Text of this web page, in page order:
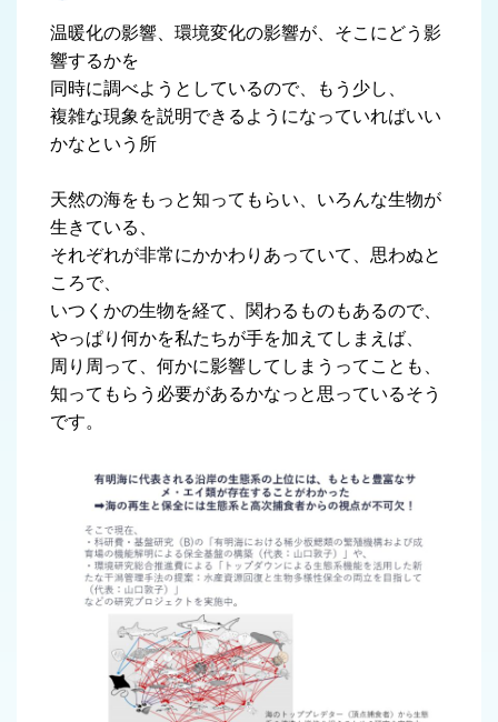
温暖化の影響、環境変化の影響が、そこにどう影
響するかを
同時に調べようとしているので、もう少し、
複雑な現象を説明できるようになっていればいい
かなという所
天然の海をもっと知ってもらい、いろんな生物が
生きている、
それぞれが非常にかかわりあっていて、思わぬと
ころで、
いつくかの生物を経て、関わるものもあるので、
やっぱり何かを私たちが手を加えてしまえば、
周り周って、何かに影響してしまうってことも、
知ってもらう必要があるかなっと思っているそう
です。